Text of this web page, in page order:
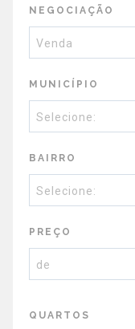
NEGOCIAÇÃO
Venda
MUNICÍPIO
Selecione:
BAIRRO
Selecione:
PREÇO
de
QUARTOS